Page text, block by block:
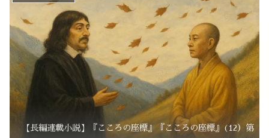
【長編連載小説】『こころの座標』『こころの座標』(12）第